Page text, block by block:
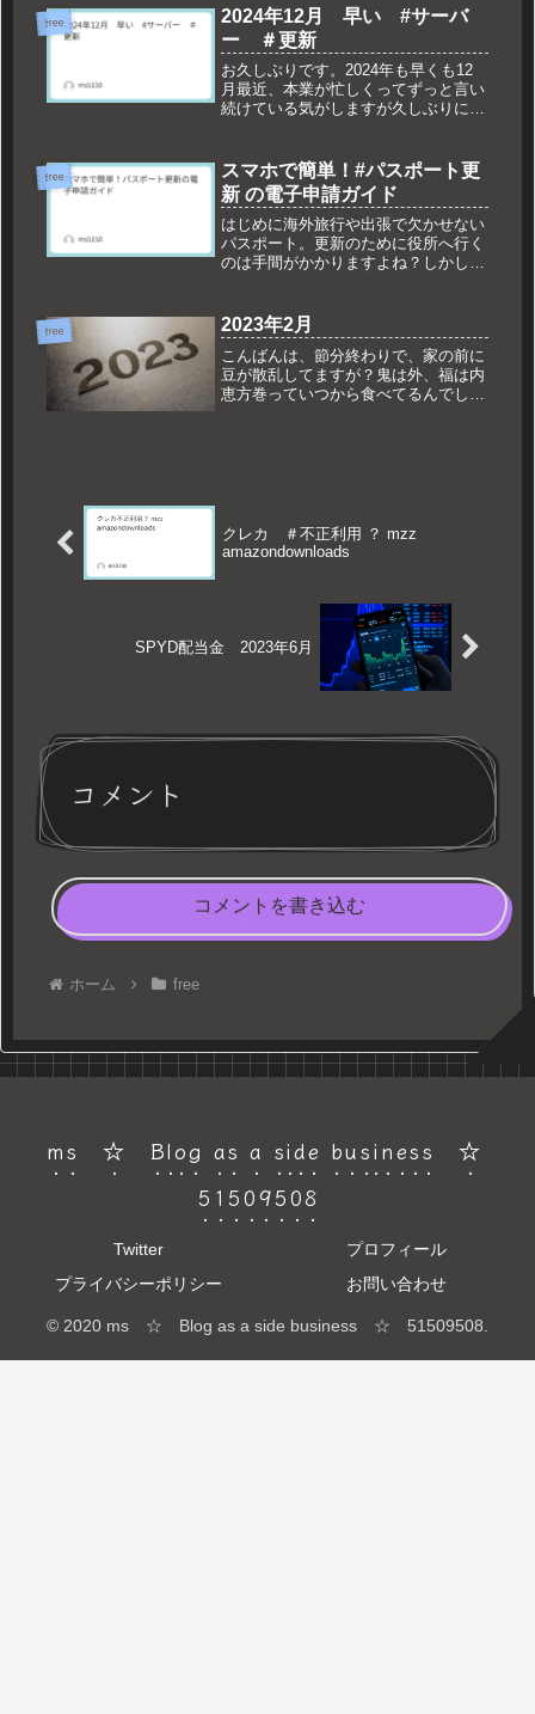
かったですが、久々に歯医者に電車通
勤になったので、通勤の途中によれる
と...
free
2024年12月 早い #サーバ
ー ＃更新
お久しぶりです。2024年も早くも12
月最近、本業が忙しくってずっと言い
続けている気がしますが久しぶりに、
ブログのサーバー更新3年契約を更新
しました。3万円ほど払ったので改...
free
スマホで簡単！#パスポート更
新 の電子申請ガイド
はじめに海外旅行や出張で欠かせない
パスポート。更新のために役所へ行く
のは手間がかかりますよね？しかし、
ホでできるパスポート更新の方法をわ
かりやすく解説します。1. 電子申請...
free 2023年2月
こんばんは、節分終わりで、家の前に
豆が散乱してますが？鬼は外、福は内
恵方巻っていつから食べてるんでしょ
クレカ ＃不正利用 ？ mzz
amazondownloads
SPYD配当金 2023年6月
コメント
コメントを書き込む
ホーム free
ms ☆ Blog as a side business ☆
51509508
Twitter
プロフィール
プライバシーポリシー
お問い合わせ
© 2020 ms ☆ Blog as a side business ☆ 51509508.